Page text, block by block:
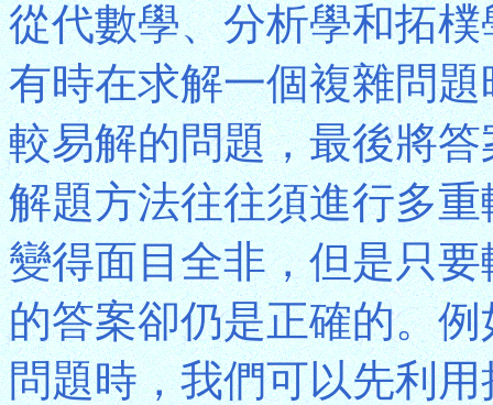
從代數學、分析學和拓
有時在求解一個複雜問
較易解的問題，最後將
解題方法往往須進行多
變得面目全非，但是只
的答案卻仍是正確的。
問題時，我們可以先利用